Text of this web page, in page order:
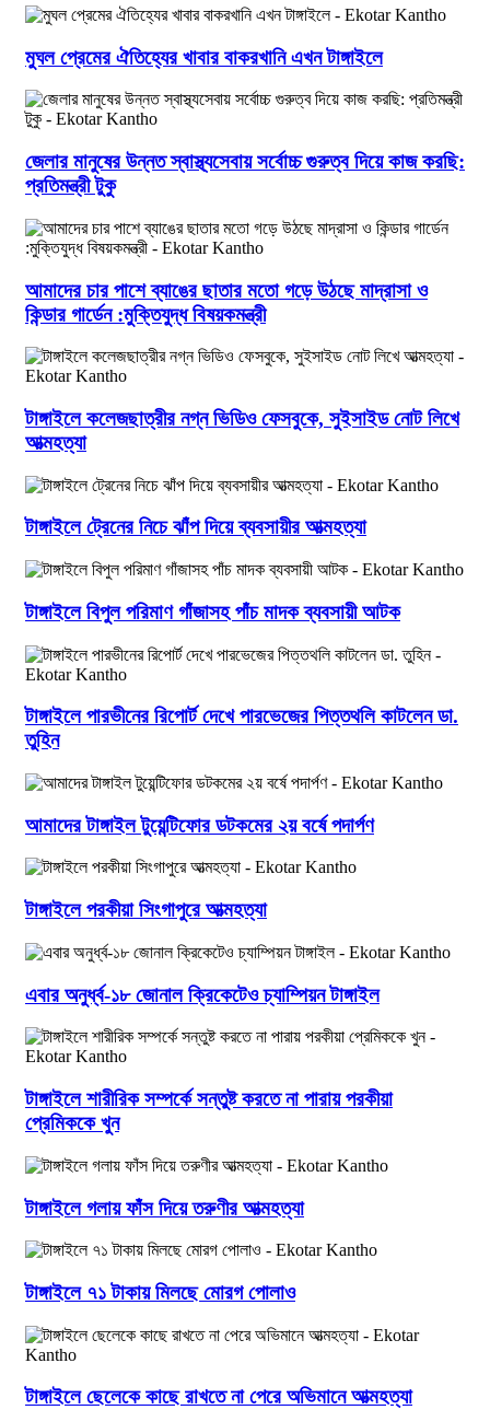
মুঘল প্রেমের ঐতিহ্যের খাবার বাকরখানি এখন টাঙ্গাইলে
জেলার মানুষের উন্নত স্বাস্থ্যসেবায় সর্বোচ্চ গুরুত্ব দিয়ে কাজ করছি:
প্রতিমন্ত্রী টুকু
আমাদের চার পাশে ব্যাঙের ছাতার মতো গড়ে উঠছে মাদ্রাসা ও
কিন্ডার গার্ডেন :মুক্তিযুদ্ধ বিষয়কমন্ত্রী
টাঙ্গাইলে কলেজছাত্রীর নগ্ন ভিডিও ফেসবুকে, সুইসাইড নোট লিখে
আত্মহত্যা
টাঙ্গাইলে ট্রেনের নিচে ঝাঁপ দিয়ে ব্যবসায়ীর আত্মহত্যা
টাঙ্গাইলে বিপুল পরিমাণ গাঁজাসহ পাঁচ মাদক ব্যবসায়ী আটক
টাঙ্গাইলে পারভীনের রিপোর্ট দেখে পারভেজের পিত্তথলি কাটলেন ডা.
তুহিন
আমাদের টাঙ্গাইল টুয়েন্টিফোর ডটকমের ২য় বর্ষে পদার্পণ
টাঙ্গাইলে পরকীয়া সিংগাপুরে আত্মহত্যা
এবার অনুর্ধ্ব-১৮ জোনাল ক্রিকেটেও চ্যাম্পিয়ন টাঙ্গাইল
টাঙ্গাইলে শারীরিক সম্পর্কে সন্তুষ্ট করতে না পারায় পরকীয়া
প্রেমিককে খুন
টাঙ্গাইলে গলায় ফাঁস দিয়ে তরুণীর আত্মহত্যা
টাঙ্গাইলে ৭১ টাকায় মিলছে মোরগ পোলাও
টাঙ্গাইলে ছেলেকে কাছে রাখতে না পেরে অভিমানে আত্মহত্যা